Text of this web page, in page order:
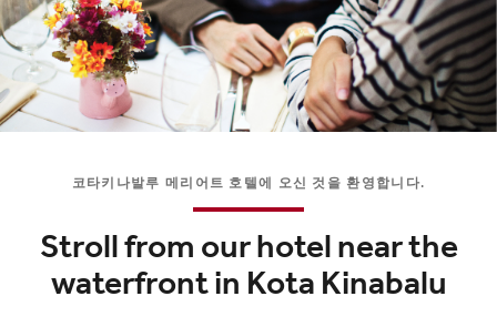
코타키나발루 메리어트 호텔에 오신 것을 환영합니다.
Stroll from our hotel near the
waterfront in Kota Kinabalu